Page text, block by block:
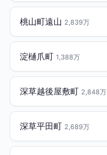
桃山町遠山 2,839万
淀樋爪町 1,388万
深草越後屋敷町 2,848万
深草平田町 2,689万